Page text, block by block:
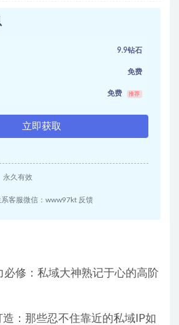
9.9钻石
免费
免费 推荐
立即获取
永久有效
客服微信：www97kt 反馈
必修：私域大神熟记于心的高阶
：那些忍不住靠近的私域IP如